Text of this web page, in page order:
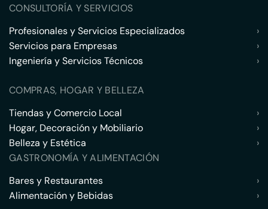
CONSULTORÍA Y SERVICIOS
Profesionales y Servicios Especializados
›
Servicios para Empresas
›
Ingeniería y Servicios Técnicos
›
COMPRAS, HOGAR Y BELLEZA
Tiendas y Comercio Local
›
Hogar, Decoración y Mobiliario
›
Belleza y Estética
›
GASTRONOMÍA Y ALIMENTACIÓN
Bares y Restaurantes
›
Alimentación y Bebidas
›